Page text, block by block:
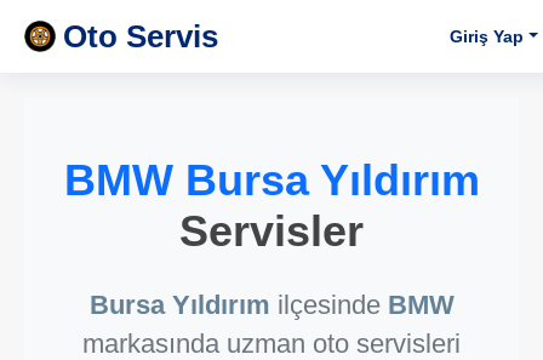
Oto Servis Giriş Yap
BMW Bursa Yıldırım
Servisler
Bursa Yıldırım ilçesinde BMW
markasında uzman oto servisleri